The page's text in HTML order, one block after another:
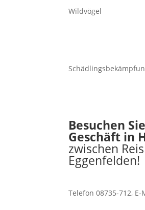
Wildvögel
Besuchen
Geschäft in
zwischen
Eggenfelden!
Telefon 08735-712, E-